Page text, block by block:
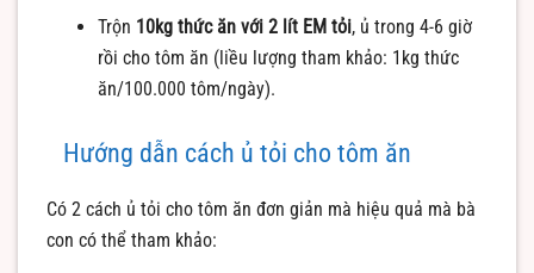
Trộn 10kg thức ăn với 2 lít EM tỏi, ủ trong 4-6 giờ
rồi cho tôm ăn (liều lượng tham khảo: 1kg thức
ăn/100.000 tôm/ngày).
Hướng dẫn cách ủ tỏi cho tôm ăn
Có 2 cách ủ tỏi cho tôm ăn đơn giản mà hiệu quả mà bà
con có thể tham khảo: